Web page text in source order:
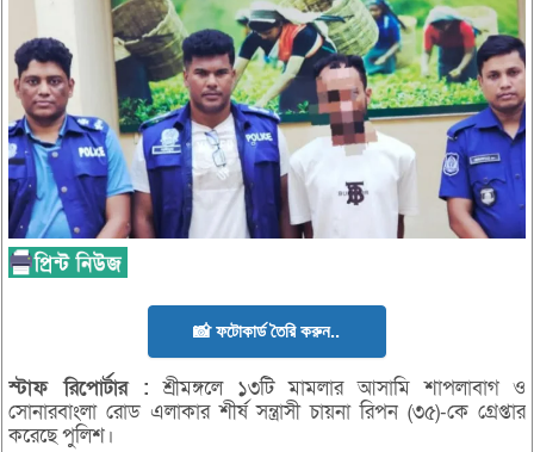
📸 ফটোকার্ড তৈরি করুন..
স্টাফরিপোর্টার : শ্রীমঙ্গলে ১৩টি মামলার আসামি শাপলাবাগ ও
সোনারবাংলা রোড এলাকার শীর্ষ সন্ত্রাসী চায়না রিপন (৩৫)-কে গ্রেপ্তার
করেছে পুলিশ।